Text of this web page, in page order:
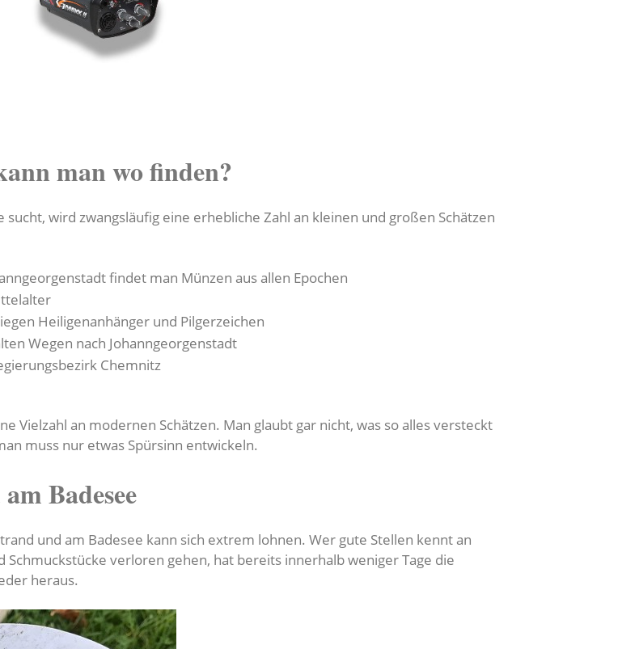
man wo finden?
wird zwangsläufig eine erhebliche Zahl an kleinen und großen Schätzen
findet man Münzen aus allen Epochen
Heiligenanhänger und Pilgerzeichen
Wegen nach Johanngeorgenstadt
Chemnitz
Vielzahl an modernen Schätzen. Man glaubt gar nicht, was so alles versteckt
muss nur etwas Spürsinn entwickeln.
Badesee
und am Badesee kann sich extrem lohnen. Wer gute Stellen kennt an
verloren gehen, hat bereits innerhalb weniger Tage die
heraus.